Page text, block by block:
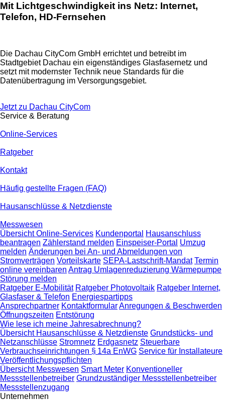
Mit Lichtgeschwindigkeit ins Netz: Internet,
Telefon, HD-Fernsehen
Die Dachau CityCom GmbH errichtet und betreibt im
Stadtgebiet Dachau ein eigenständiges Glasfasernetz und
setzt mit modernster Technik neue Standards für die
Datenübertragung im Versorgungsgebiet.
Jetzt zu Dachau CityCom
Service & Beratung
Online-Services
Ratgeber
Kontakt
Häufig gestellte Fragen (FAQ)
Hausanschlüsse & Netzdienste
Messwesen
Übersicht Online-Services Kundenportal
Hausanschluss
beantragen Zählerstand melden Einspeiser-Portal Umzug
melden Änderungen bei An- und Abmeldungen von
Stromverträgen Vorteilskarte SEPA-Lastschrift-Mandat Termin
online vereinbaren Antrag Umlagenreduzierung Wärmepumpe
Störung melden
Ratgeber E-Mobilität Ratgeber Photovoltaik Ratgeber Internet,
Glasfaser & Telefon Energiespartipps
Ansprechpartner KontaktformularAnregungen & Beschwerden
Öffnungszeiten Entstörung
Wie lese ich meine Jahresabrechnung?
Übersicht Hausanschlüsse & Netzdienste Grundstücks- und
Netzanschlüsse Stromnetz Erdgasnetz Steuerbare
Verbrauchseinrichtungen § 14a EnWG Service für Installateure
Veröffentlichungspflichten
Übersicht Messwesen Smart Meter Konventioneller
Messstellenbetreiber Grundzuständiger Messstellenbetreiber
Messstellenzugang
Unternehmen